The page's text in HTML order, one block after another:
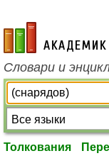
academic.ru
Словари и
Толкования